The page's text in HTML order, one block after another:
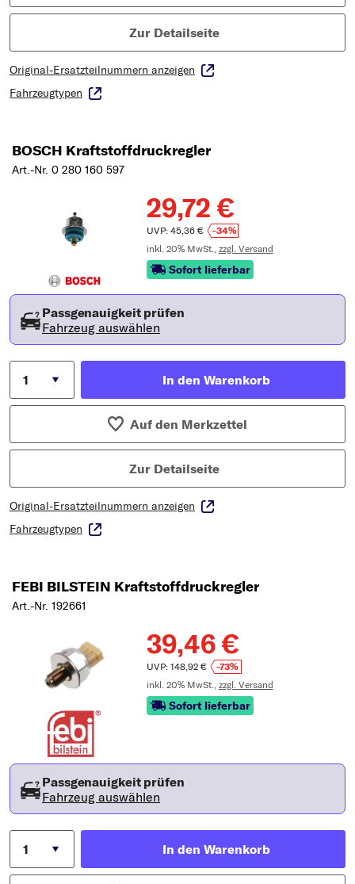
Zur Detailseite
Original-Ersatzteilnummern anzeigen
Fahrzeugtypen
BOSCH Kraftstoffdruckregler
Art.-Nr. 0 280 160 597
29,72 €
UVP: 45,36 €
-34%
inkl. 20% MwSt., zzgl. Versand
Sofort lieferbar
Passgenauigkeit prüfen
Fahrzeug auswählen
In den Warenkorb
Auf den Merkzettel
Zur Detailseite
Original-Ersatzteilnummern anzeigen
Fahrzeugtypen
FEBI BILSTEIN Kraftstoffdruckregler
Art.-Nr. 192661
39,46 €
UVP: 148,92 €
-73%
inkl. 20% MwSt., zzgl. Versand
Sofort lieferbar
Passgenauigkeit prüfen
Fahrzeug auswählen
In den Warenkorb